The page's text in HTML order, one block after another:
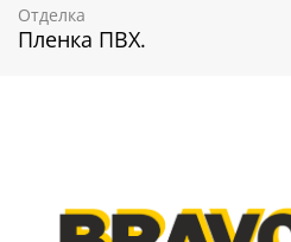
Отделка
Пленка ПВХ.